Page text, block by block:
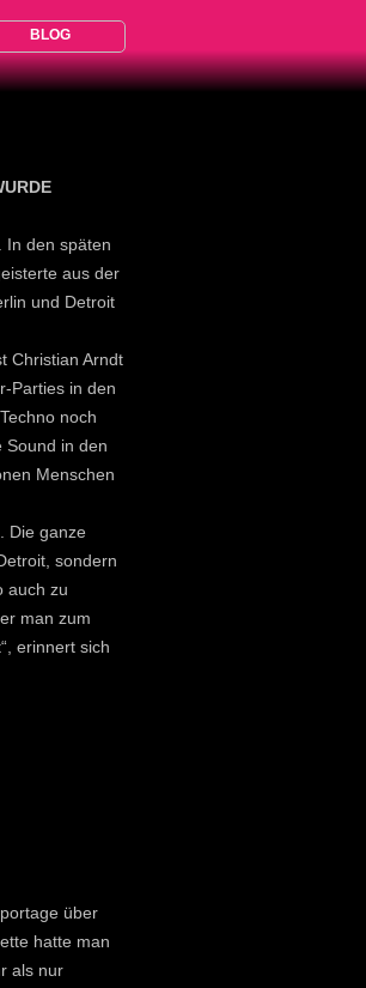
BLOG
In den späten
aus der
und Detroit
Christian Arndt
Parties in den
noch
Sound in den
Menschen
Die ganze
sondern
auch zu
man zum
erinnert sich
über
hatte man
als nur